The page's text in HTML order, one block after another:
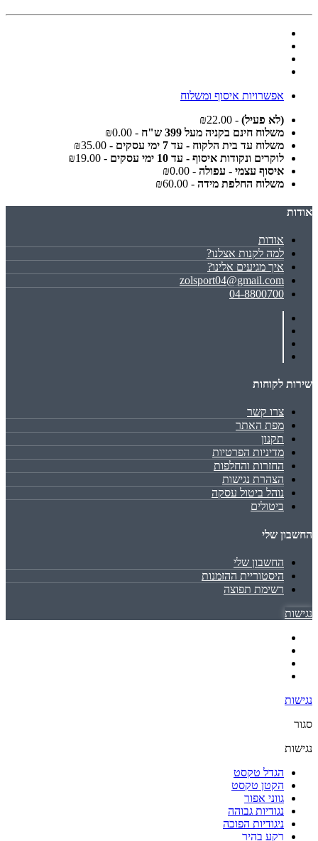
אפשרויות איסוף ומשלוח
(לא פעיל) - ₪22.00
משלוח חינם בקניה מעל 399 ש"ח
- ₪0.00
משלוח עד בית הלקוח - עד 7 ימי עסקים
- ₪35.00
לוקרים ונקודות איסוף - עד 10 ימי עסקים
- ₪19.00
איסוף עצמי - עפולה - ₪0.00
משלוח החלפת מידה - ₪60.00
אודות
אודות
למה לקנות אצלנו?
איך מגיעים אלינו?
zolsport04@gmail.com
04-8800700
שירות לקוחות
צרו קשר
מפת האתר
תקנון
מדיניות הפרטיות
החזרות והחלפות
הצהרת נגישות
נוהל ביטול עסקה
ביטולים
החשבון שלי
החשבון שלי
היסטוריית ההזמנות
רשימת תפוצה
נגישות
נגישות
סגור
נגישות
הגדל טקסט
הקטן טקסט
גווני אפור
נגודיות גבוהה
ניגודיות הפוכה
רקע בהיר